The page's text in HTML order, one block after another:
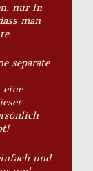
nur in
man
separate
eine
und